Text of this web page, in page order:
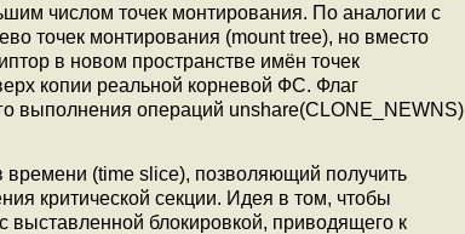
числом точек монтирования. По аналогии с
точек монтирования (mount tree), но вместо
в новом пространстве имён точек
копии реальной корневой ФС. Флаг
выполнения операций unshare(CLONE_NEWNS)
(time slice), позволяющий получить
критической секции. Идея в том, чтобы
выставленной блокировкой, приводящего к